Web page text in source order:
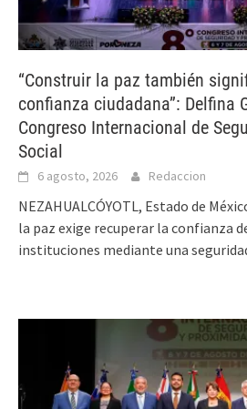
“Construir la paz también
confianza ciudadana”: Delfina
Congreso Internacional de
Social
6 agosto, 2026 Redaccion
NEZAHUALCÓYOTL, Estado de
la paz exige recuperar la confianza
instituciones mediante una